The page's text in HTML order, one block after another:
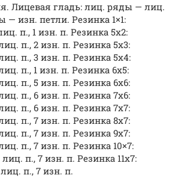
Лицевая гладь: лиц. ряды — лиц.
— изн. петли. Резинка 1×1:
п., 1 изн. п. Резинка 5х2:
п., 2 изн. п. Резинка 5х3:
п., 3 изн. п. Резинка 5х4:
п., 1 изн. п. Резинка 6х5:
п., 5 изн. п. Резинка 6х6:
п., 6 изн. п. Резинка 7х6:
п., 6 изн. п. Резинка 7х7:
п., 7 изн. п. Резинка 8х7:
п., 7 изн. п. Резинка 9х7:
п., 7 изн. п. Резинка 10×7:
п., 7 изн. п. Резинка 11х7:
п., 7 изн. п.